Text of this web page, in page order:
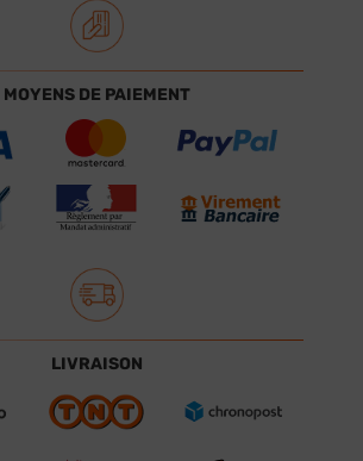
MOYENS DE PAIEMENT
LIVRAISON